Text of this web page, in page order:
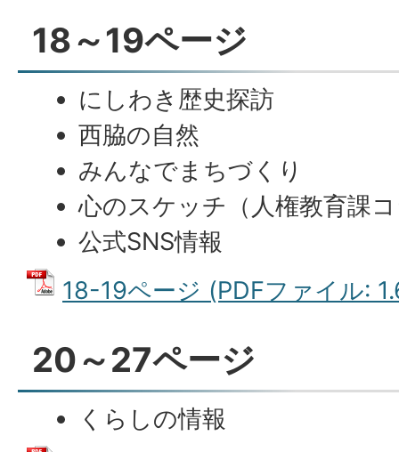
18～19ページ
にしわき歴史探訪
西脇の自然
みんなでまちづくり
心のスケッチ（人権教育課
公式SNS情報
18-19ページ (PDFファイル:
20～27ページ
くらしの情報